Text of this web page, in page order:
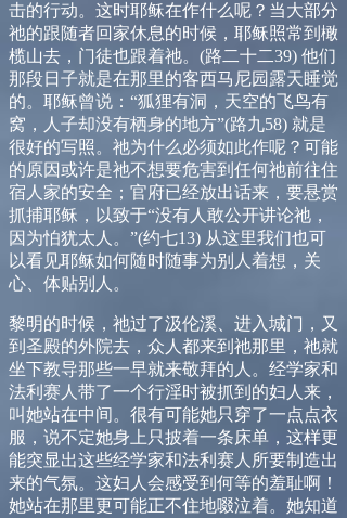
击的行动。这时耶稣在作什么呢？当大部分
祂的跟随者回家休息的时候，耶稣照常到橄
榄山去，门徒也跟着祂。 (路二十二39) 他们
那段日子就是在那里的客西马尼园露天睡觉
的。耶稣曾说：“狐狸有洞，天空的飞鸟有
窝，人子却没有栖身的地方”(路九58) 就是
很好的写照。祂为什么必须如此作呢？可能
的原因或许是祂不想要危害到任何祂前往住
宿人家的安全；官府已经放出话来，要悬赏
抓捕耶稣，以致于“没有人敢公开讲论祂，
因为怕犹太人。”(约七13) 从这里我们也可
以看见耶稣如何随时随事为别人着想，关
心、体贴别人。
黎明的时候，祂过了汲伦溪、进入城门，又
到圣殿的外院去，众人都来到祂那里，祂就
坐下教导那些一早就来敬拜的人。经学家和
法利赛人带了一个行淫时被抓到的妇人来，
叫她站在中间。很有可能她只穿了一点点衣
服，说不定她身上只披着一条床单，这样更
能突显出这些经学家和法利赛人所要制造出
来的气氛。这妇人会感受到何等的羞耻啊！
她站在那里更可能正不住地啜泣着。她知道